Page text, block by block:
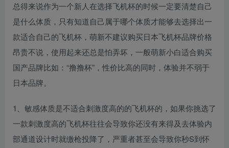
总得来说作为一个新人在选择飞机杯的时候一定要清楚自己
是什么体质，只有知道自己属于哪个体质才能够去选择出一
款适合自己的飞机杯，萌新不建议购买日本飞机杯品牌价格
昂贵不说，使用起来还总是怕弄坏，一般萌新小白适合购买
国产品牌比如：“撸撸杯”，性价比高的同时，体验并不弱于
日本品牌。
1、敏感体质是不适合刺激度高的的飞机杯的，如果你挑选了
一款刺激度高的飞机杯往往会导致你还没有来得及去体验内
部通道设计时就缴枪投降了，严重者甚至会导致你秒S到怀